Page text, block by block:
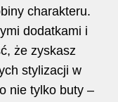
charakteru.
dodatkami i
że zyskasz
stylizacji w
nie tylko buty –